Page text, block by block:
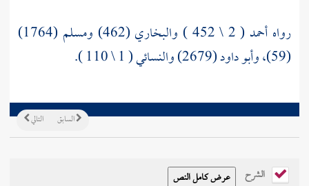
رواه أحمد ( 2 \ 452 ) والبخاري (462) ومسلم (1764)
(59)، وأبو داود (2679) والنسائي ( 1 \ 110 ).
التالي السابق
الشرح